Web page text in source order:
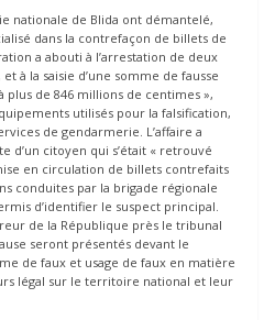
nationale de Blida ont démantelé,
dans la contrefaçon de billets de
a abouti à l’arrestation de deux
à la saisie d’une somme de fausse
de 846 millions de centimes »,
utilisés pour la falsification,
de gendarmerie. L’affaire a
d’un citoyen qui s’était « retrouvé
en circulation de billets contrefaits
conduites par la brigade régionale
d’identifier le suspect principal.
de la République près le tribunal
seront présentés devant le
de faux et usage de faux en matière
légal sur le territoire national et leur